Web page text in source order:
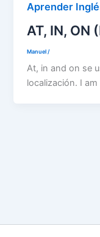
Aprender
AT, IN, ON
Manuel/
At, in and on se
localización. I